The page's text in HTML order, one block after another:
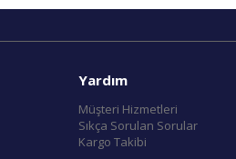
Yardım
Müşteri Hizmetleri
Sıkça Sorulan Sorular
Kargo Takibi